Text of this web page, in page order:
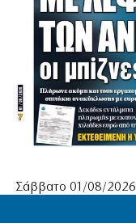
Σάββατο 01/08/2026